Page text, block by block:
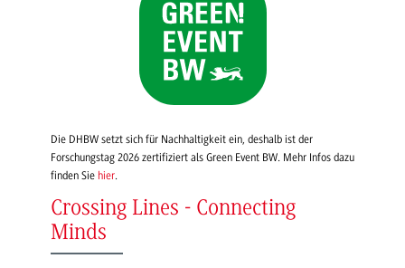
Die DHBW setzt sich für Nachhaltigkeit ein, deshalb ist der
Forschungstag 2026 zertifiziert als Green Event BW. Mehr Infos dazu
finden Sie hier.
Crossing Lines - Connecting
Minds